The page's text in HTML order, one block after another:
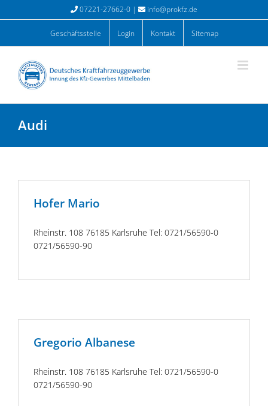
Inhalt
07221-27662-0 | info@prokfz.de
Geschäftsstelle Login Kontakt Sitemap
Audi
Hofer Mario
Rheinstr. 108 76185 Karlsruhe Tel: 0721/56590-0
0721/56590-90
Gregorio Albanese
Rheinstr. 108 76185 Karlsruhe Tel: 0721/56590-0
0721/56590-90